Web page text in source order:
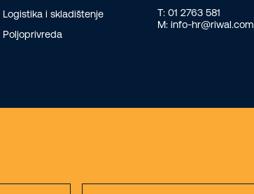
Logistika i skladištenje
Poljoprivreda
T: 01 2763 581
M: info-hr@riwal.com